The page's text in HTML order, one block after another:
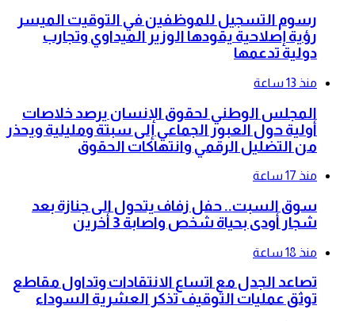
رسوم التسجيل للموظفين في التوقيت الميسر
رؤية إصلاحية يقودها الوزير الميداوي وتجارب
دولية تدعمها
منذ 13 ساعة
المجلس الوطني لحقوق الإنسان يرصد خلاصات
أولية حول العبور الجماعي إلى سبتة ومليلية ويحذر
من التضليل الرقمي وانتهاكات الحقوق
منذ 17 ساعة
سوق السبت.. حفل زفاف يتحول الى جنازة بعد
شجار أودى بحياة شخص واصابة 3 أخرين
منذ 18 ساعة
تصاعد الجدل مع اتساع الانتقادات وتداول مقاطع
توثق عمليات التوقيف تذكر العشرية السوداء